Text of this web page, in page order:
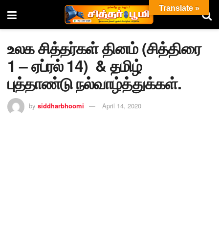
உலக சித்தர்கள் தினம் (சித்திரை
1 – ஏப்ரல் 14) & தமிழ்
புத்தாண்டு நல்வாழ்த்துக்கள்.
by siddharbhoomi April 14, 2020
Translate »